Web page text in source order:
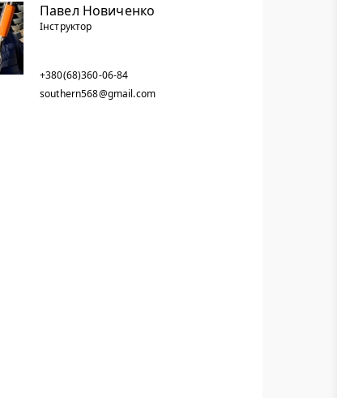
Павел Новиченко
Інструктор
+380(68)360-06-84
southern568@gmail.com